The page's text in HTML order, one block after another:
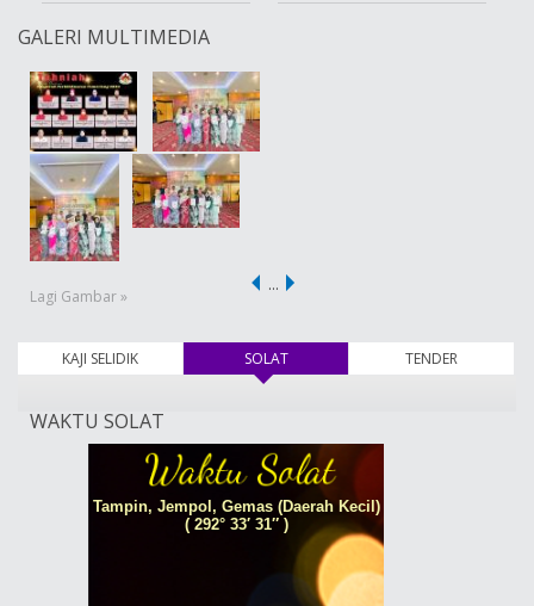
GALERI MULTIMEDIA
Lagi Gambar »
…
KAJI SELIDIK SOLAT(tab aktif) TENDER
WAKTU SOLAT